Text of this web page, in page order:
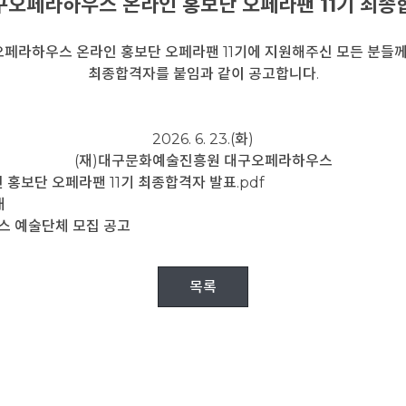
페라하우스 온라인 홍보단 오페라팬 11기 최종
라하우스 온라인 홍보단 오페라팬 11기에 지원해주신 모든 분들
최종합격자를 붙임과 같이 공고합니다.
2026. 6. 23.(화)
(재)대구문화예술진흥원 대구오페라하우스
보단 오페라팬 11기 최종합격자 발표.pdf
예술단체 모집 공고
목록